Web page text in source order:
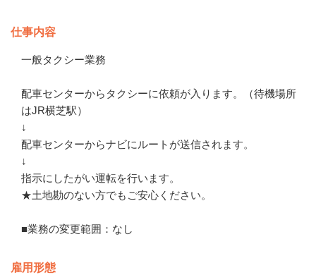
仕事内容
一般タクシー業務
配車センターからタクシーに依頼が入ります。（待機場所
はJR横芝駅）
↓
配車センターからナビにルートが送信されます。
↓
指示にしたがい運転を行います。
★土地勘のない方でもご安心ください。
■業務の変更範囲：なし
雇用形態